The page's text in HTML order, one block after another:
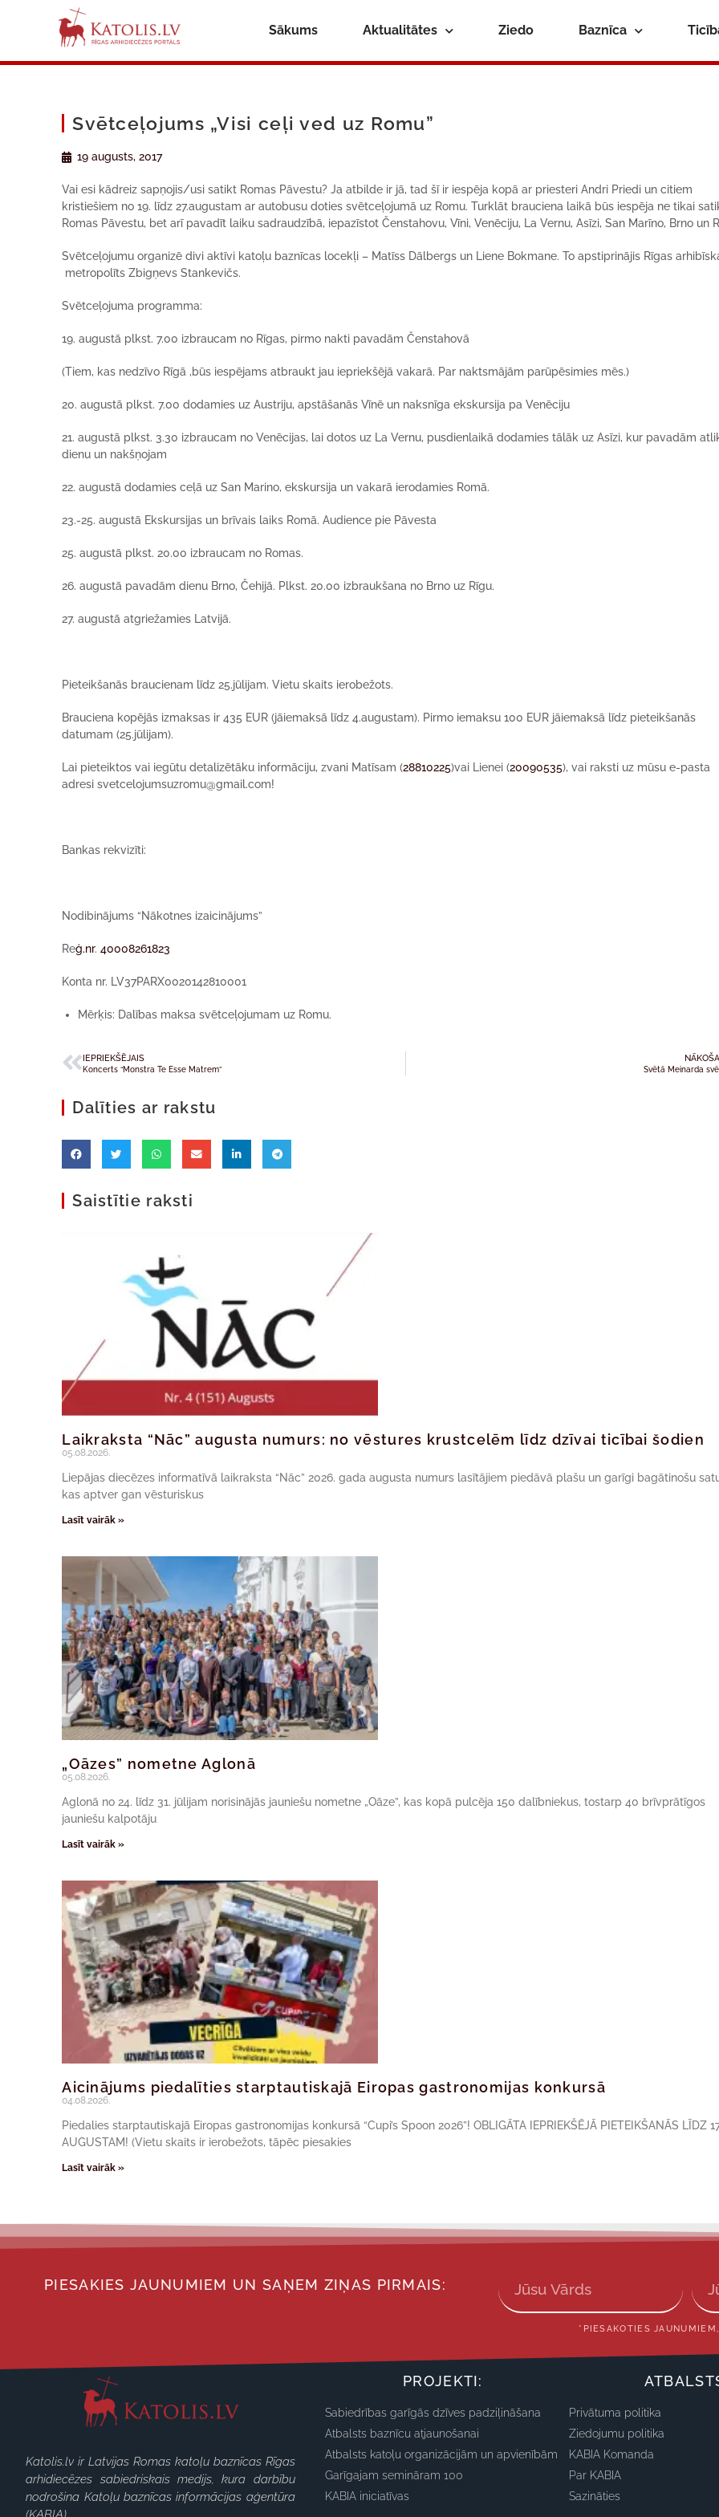
Sākums Aktualitātes Ziedo Baznīca
Svētceļojums „Visi ceļi ved uz Romu”
19 augusts, 2017
Vai esi kādreiz sapņojis/usi satikt Romas Pāvestu? Ja atbilde ir jā, tad šī ir iespēja kopā ar priesteri Andri Priedi un citiem
kristiešiem no 19. līdz 27.augustam ar autobusudoties svētceļojumā uz Romu.Turklāt brauciena laikā būs iespēja ne tikai
Romas Pāvestu, bet arī pavadīt laiku sadraudzībā, iepazīstotČenstahovu, Vīni, Venēciju, La Vernu, Asīzi, San Marīno, Brno un
Svētceļojumu organizē divi aktīvi katoļu baznīcas locekļi – Matīss Dālbergs un L iene Bokmane. To apstiprinājis Rīgas
metropolīts Zbigņevs Stankevičs.
Svētceļojuma programma:
19. augustā plkst. 7.00 izbraucam no Rīgas, pirmo nakti pavadāmČenstahovā
(Tiem, kas nedzīvo Rīgā ,būs iespējams atbraukt jau iepriekšējā vakarā. Par naktsmājām parūpēsimies mēs.)
20. augustā plkst. 7.00 dodamies uz Austriju, apstāšanāsVīnē un naksnīga ekskursija paVenēciju
21. augustā plkst. 3.30 izbraucam no Venēcijas, lai dotos uz La Vernu, pusdienlaikā dodamies tālāk uzAsīzi, kur pavadām atli
dienu un nakšņojam
22. augustā dodamies ceļā uzSan Marino, ekskursija un vakarā ierodamies Romā.
23.-25. augustā Ekskursijas un brīvais laiks Romā.Audience pie Pāvesta
25. augustā plkst. 20.00 izbraucam no Romas.
26. augustā pavadām dienu Brno, Čehijā. Plkst. 20.00 izbraukšana no Brno uz Rīgu.
27. augustāatgriežamies Latvijā.
Pieteikšanās braucienam līdz 25.jūlijam. Vietu skaits ierobežots.
Brauciena kopējās izmaksas ir435 EUR (jāiemaksā līdz 4.augustam). Pirmo iemaksu100 EUR jāiemaksā līdz pieteikšanās
datumam (25.jūlijam).
Lai pieteiktos vai iegūtu detalizētāku informāciju, zvani Matīsam (28810225)vai Lienei (20090535), vai raksti uz mūsu e-pasta
adresisvetcelojumsuzromu@gmail.com!
Bankas rekvizīti:
Nodibinājums “Nākotnes izaicinājums”
Reģ.nr.40008261823
Konta nr. LV37PARX0020142810001
Mērķis: Dalības maksa svētceļojumam uz Romu.
IEPRIEKŠĒJAIS
Koncerts “Monstra Te Esse Matrem” Svētā Meinarda
Dalīties ar rakstu
Saistītie raksti
Laikraksta “Nāc” augusta numurs: no vēstures krustcelēm līdz dzīvai ticībai šodien
05.08.2026.
Liepājas diecēzes informatīvā laikraksta “Nāc” 2026. gada augusta numurs lasītājiem piedāvā plašu un garīgi bagātinošu
kas aptver gan vēsturiskus
Lasīt vairāk »
„Oāzes” nometne Aglonā
05.08.2026.
Aglonā no 24. līdz 31. jūlijam norisinājās jauniešu nometne „Oāze”, kas kopā pulcēja 150 dalībniekus, tostarp 40 brīvprātīgos
jauniešu kalpotāju
Lasīt vairāk »
Aicinājums piedalīties starptautiskajā Eiropas gastronomijas konkursā
04.08.2026.
Piedalies starptautiskajā Eiropas gastronomijas konkursā “Cupi’s Spoon 2026”! OBLIGĀTA IEPRIEKŠĒJĀ PIETEIKŠANĀS LĪDZ
AUGUSTAM! (Vietu skaits ir ierobežots, tāpēc piesakies
Lasīt vairāk »
PIESAKIES JAUNUMIEM UN SAŅEM ZIŅAS PIRMAIS:
*PIESAKOTIES
Katolis.lv ir Latvijas Romas katoļu baznīcas Rīgas
arhidiecēzes sabiedriskais medijs, kura darbību
nodrošina Katoļu baznīcas informācijas aģentūra
PROJEKTI:
Sabiedrības garīgās dzīves padziļināšana
Atbalsts baznīcu atjaunošanai
Atbalsts katoļu organizācijām un apvienībām
Garīgajam semināram 100
KABIA iniciatīvas
Privātuma politika
Ziedojumu politika
KABIA Komanda
Par KABIA
Sazināties